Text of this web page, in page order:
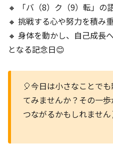
🔸 「バ（8）ク（9）転」の
🔸 挑戦する心や努力を積み
🔸 身体を動かし、自己成長
となる記念日😊
🎈今日は小さなことで
てみませんか？その一
つながるかもしれません